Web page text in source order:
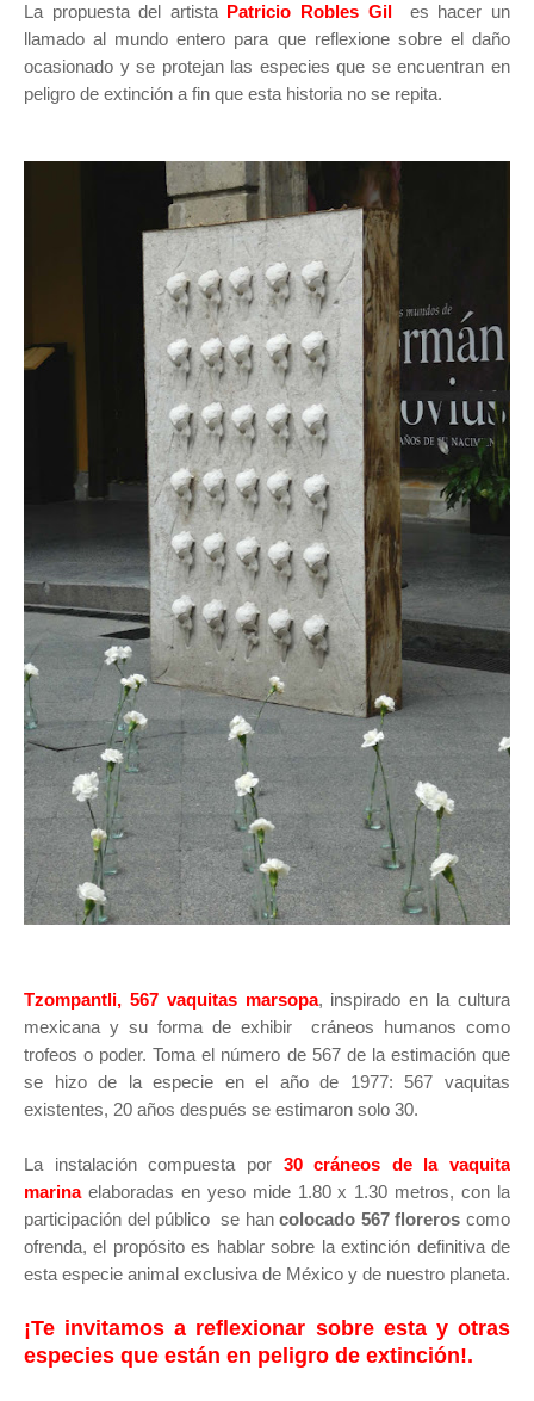
La propuesta del artista Patricio Robles Gil
es hacer un
llamado al mundo entero para que reflexione sobre el daño
ocasionado y se protejan las especies que se encuentran en
peligro de extinción a fin que esta historia no se repita.
Tzompantli, 567 vaquitas marsopa, inspirado en la cultura
mexicana y su forma de exhibir cráneos humanos como
trofeos o poder. Toma el número de 567 de la estimación que
se hizo de la especie en el año de 1977: 567 vaquitas
existentes, 20 años después se estimaron solo 30.
La instalación compuesta por 30 cráneos de la vaquita
marina elaboradas en yeso mide 1.80 x 1.30 metros,con la
participación del público se hancolocado 567 floreros como
ofrenda, el propósito es hablar sobre la extinción definitiva de
esta especie animal exclusiva de México y de nuestro planeta.
¡Te invitamos a reflexionar sobre esta y otras
especies que están en peligro de extinción!.